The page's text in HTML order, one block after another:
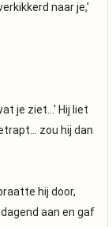
naar je,'
je ziet...' Hij liet
zou hij dan
hij door,
aan en gaf